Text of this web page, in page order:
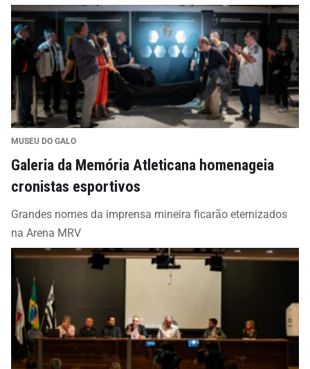
MUSEU DO GALO
Galeria da Memória Atleticana homenageia
cronistas esportivos
Grandes nomes da imprensa mineira ficarão eternizados
na Arena MRV